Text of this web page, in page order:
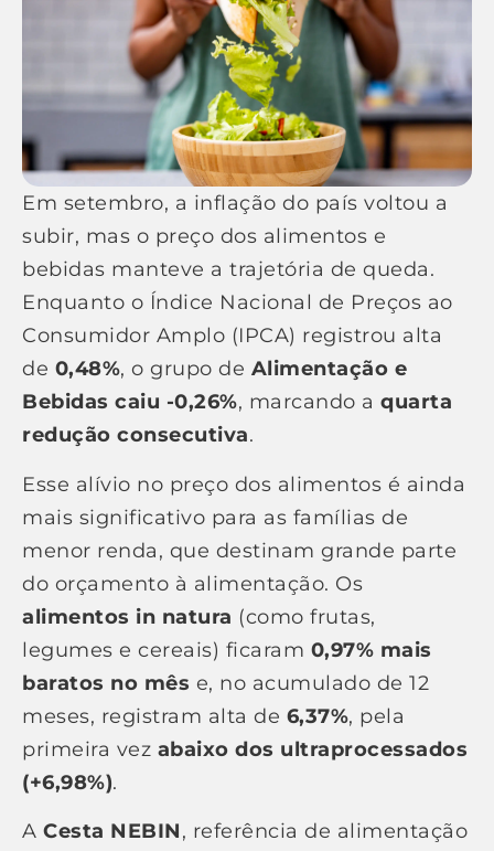
Em setembro, a inflação do país voltou a
subir, mas o preço dos alimentos e
bebidas manteve a trajetória de queda.
Enquanto o Índice Nacional de Preços ao
Consumidor Amplo (IPCA) registrou alta
de 0,48%, o grupo de Alimentação e
Bebidas caiu -0,26%, marcando a quarta
redução consecutiva.
Esse alívio no preço dos alimentos é ainda
mais significativo para as famílias de
menor renda, que destinam grande parte
do orçamento à alimentação. Os
alimentos in natura (como frutas,
legumes e cereais) ficaram 0,97% mais
baratos no mês e, no acumulado de 12
meses, registram alta de 6,37%, pela
primeira vez abaixo dos ultraprocessados
(+6,98%).
A Cesta NEBIN, referência de alimentação